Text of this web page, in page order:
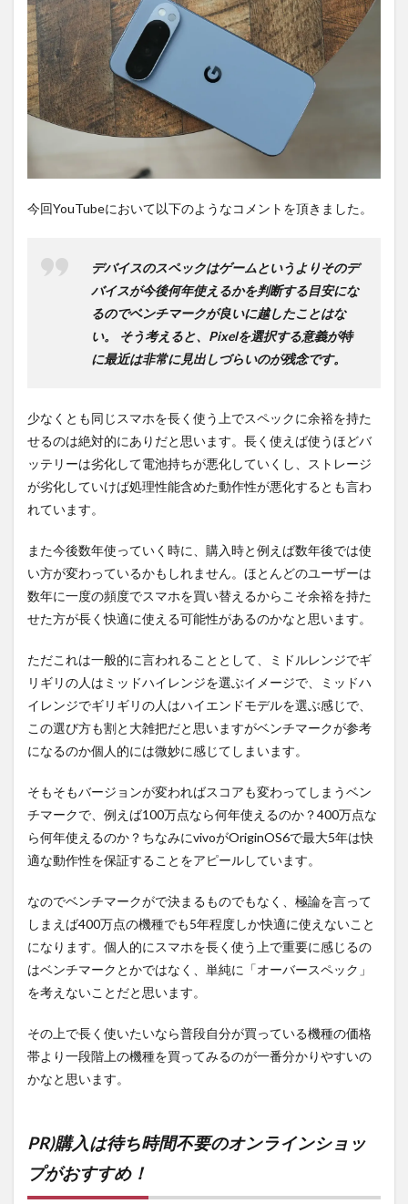
か？
2
PR)
購入
は待
ち時
間不
ョッ
プが
め！
今回YouTubeにおいて以下のようなコメントを頂きました。
デバイスのスペックはゲームというよりそのデ
バイスが今後何年使えるかを判断する目安にな
るのでベンチマークが良いに越したことはな
い。
そう考えると、Pixelを選択する意義が特
に最近は非常に見出しづらいのが残念です。
少なくとも同じスマホを長く使う上でスペックに余裕を持た
せるのは絶対的にありだと思います。長く使えば使うほどバ
ッテリーは劣化して電池持ちが悪化していくし、ストレージ
が劣化していけば処理性能含めた動作性が悪化するとも言わ
れています。
また今後数年使っていく時に、購入時と例えば数年後では使
い方が変わっているかもしれません。ほとんどのユーザーは
数年に一度の頻度でスマホを買い替えるからこそ余裕を持た
せた方が長く快適に使える可能性があるのかなと思います。
ただこれは一般的に言われることとして、ミドルレンジでギ
リギリの人はミッドハイレンジを選ぶイメージで、ミッドハ
イレンジでギリギリの人はハイエンドモデルを選ぶ感じで、
この選び方も割と大雑把だと思いますがベンチマークが参考
になるのか個人的には微妙に感じてしまいます。
そもそもバージョンが変わればスコアも変わってしまうベン
チマークで、例えば100万点なら何年使えるのか？400万点な
ら何年使えるのか？ちなみにvivoがOriginOS6で最大5年は快
適な動作性を保証することをアピールしています。
なのでベンチマークがで決まるものでもなく、極論を言って
しまえば400万点の機種でも5年程度しか快適に使えないこと
になります。個人的にスマホを長く使う上で重要に感じるの
はベンチマークとかではなく、単純に「オーバースペック」
を考えないことだと思います。
その上で長く使いたいなら普段自分が買っている機種の価格
帯より一段階上の機種を買ってみるのが一番分かりやすいの
かなと思います。
PR)購入は待ち時間不要のオンラインショッ
プがおすすめ！